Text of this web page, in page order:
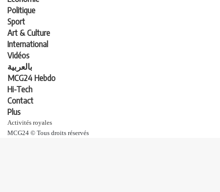
Politique
Sport
Art & Culture
International
Vidéos
بالعربية
MCG24 Hebdo
Hi-Tech
Contact
Plus
Activités royales
MCG24 © Tous droits réservés